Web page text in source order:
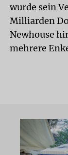
wurde sein
Milliarden
Newhouse
mehrere